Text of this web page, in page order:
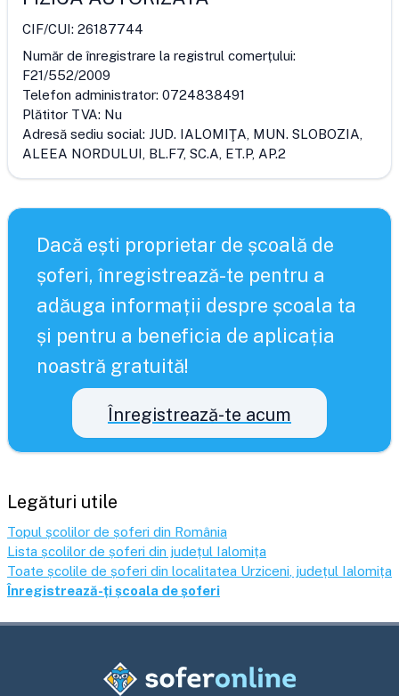
CIF/CUI: 26187744
Număr de înregistrare la registrul comerțului:
F21/552/2009
Telefon administrator: 0724838491
Plătitor TVA: Nu
Adresă sediu social: JUD. IALOMIŢA, MUN. SLOBOZIA,
ALEEA NORDULUI, BL.F7, SC.A, ET.P, AP.2
Dacă ești proprietar de școală de
șoferi, înregistrează-te pentru a
adăuga informații despre școala ta
și pentru a beneficia de aplicația
noastră gratuită!
Înregistrează-te acum
Legături utile
Topul școlilor de șoferi din România
Lista școlilor de șoferi din județul Ialomița
Toate școlile de șoferi din localitatea Urziceni , județul Ialomița
Înregistrează-ți școala de șoferi